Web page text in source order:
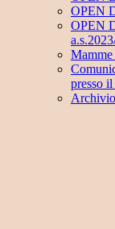
OPEN
OPEN
Mamme
presso